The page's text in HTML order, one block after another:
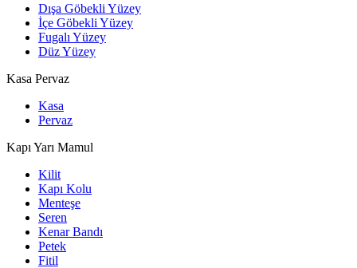
Dışa Göbekli Yüzey
İçe Göbekli Yüzey
Fugalı Yüzey
Düz Yüzey
Kasa Pervaz
Kasa
Pervaz
Kapı Yarı Mamul
Kilit
Kapı Kolu
Menteşe
Seren
Kenar Bandı
Petek
Fitil